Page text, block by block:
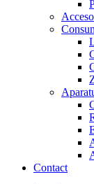
Contact